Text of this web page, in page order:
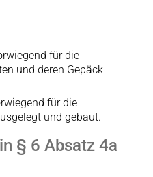
für die
und deren Gepäck
für die
und gebaut.
§ 6 Absatz 4a